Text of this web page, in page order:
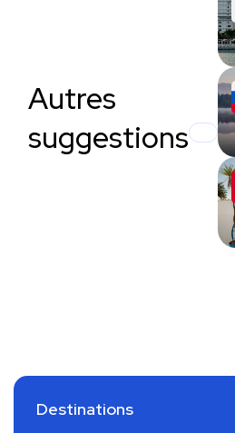
Autres
suggestions
Destinations